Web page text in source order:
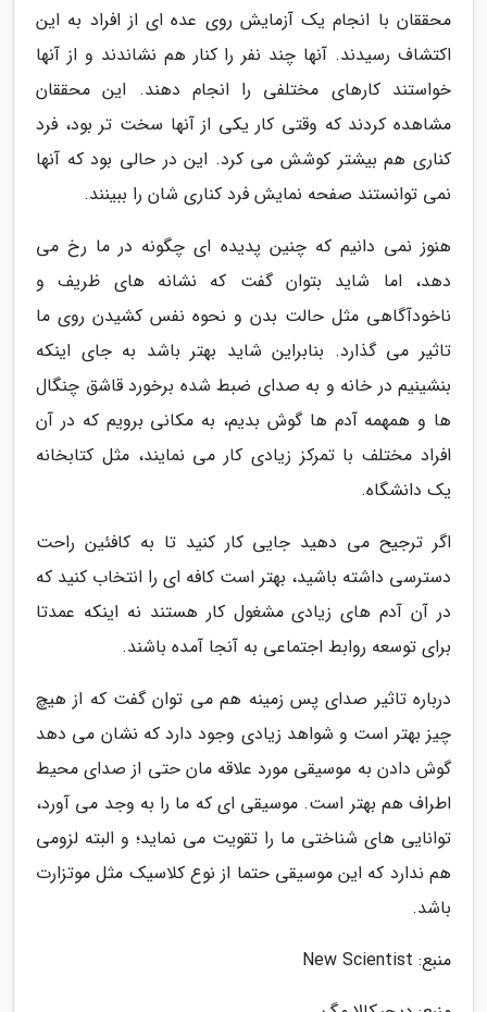
محققان با انجام یک آزمایش روی عده ای از افراد به این
اکتشاف رسیدند. آنها چند نفر را کنار هم نشاندند و از آنها
خواستند کارهای مختلفی را انجام دهند. این محققان
مشاهده کردند که وقتی کار یکی از آنها سخت تر بود، فرد
کناری هم بیشتر کوشش می کرد. این در حالی بود که آنها
نمی توانستند صفحه نمایش فرد کناری شان را ببینند.
هنوز نمی دانیم که چنین پدیده ای چگونه در ما رخ می
دهد، اما شاید بتوان گفت که نشانه های ظریف و
ناخودآگاهی مثل حالت بدن و نحوه نفس کشیدن روی ما
تاثیر می گذارد. بنابراین شاید بهتر باشد به جای اینکه
بنشینیم در خانه و به صدای ضبط شده برخورد قاشق چنگال
ها و همهمه آدم ها گوش بدیم، به مکانی برویم که در آن
افراد مختلف با تمرکز زیادی کار می نمایند، مثل کتابخانه
یک دانشگاه.
اگر ترجیح می دهید جایی کار کنید تا به کافئین راحت
دسترسی داشته باشید، بهتر است کافه ای را انتخاب کنید که
در آن آدم های زیادی مشغول کار هستند نه اینکه عمدتا
برای توسعه روابط اجتماعی به آنجا آمده باشند.
درباره تاثیر صدای پس زمینه هم می توان گفت که از هیچ
چیز بهتر است و شواهد زیادی وجود دارد که نشان می دهد
گوش دادن به موسیقی مورد علاقه مان حتی از صدای محیط
اطراف هم بهتر است. موسیقی ای که ما را به وجد می آورد،
توانایی های شناختی ما را تقویت می نماید؛ و البته لزومی
هم ندارد که این موسیقی حتما از نوع کلاسیک مثل موتزارت
باشد.
منبع: New Scientist